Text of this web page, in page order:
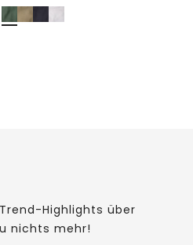
Highlights über
nichts mehr!